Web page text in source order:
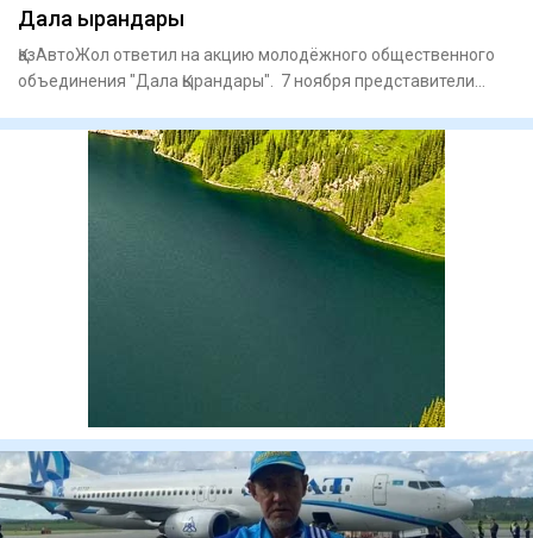
Дала Қырандары
ҚазАвтоЖол ответил на акцию молодёжного общественного
объединения "Дала Қырандары". 7 ноября представители